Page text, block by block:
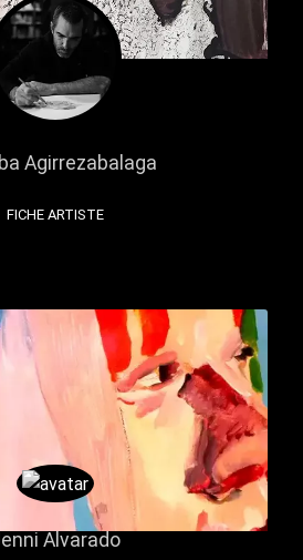
Agirrezabalaga
FICHE ARTISTE
Alvarado